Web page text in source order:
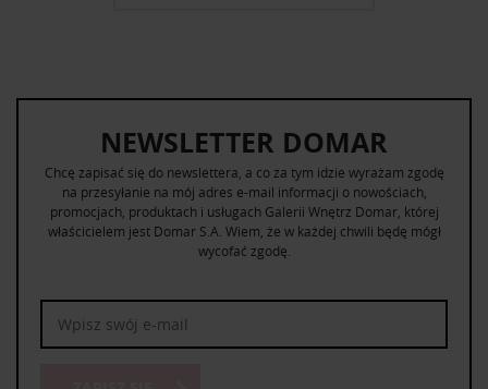
NEWSLETTER DOMAR
Chcę zapisać się do newslettera, a co za tym idzie wyrażam zgodę
na przesyłanie na mój adres e-mail informacji o nowościach,
promocjach, produktach i usługach Galerii Wnętrz Domar, której
właścicielem jest Domar S.A. Wiem, że w każdej chwili będę mógł
wycofać zgodę.